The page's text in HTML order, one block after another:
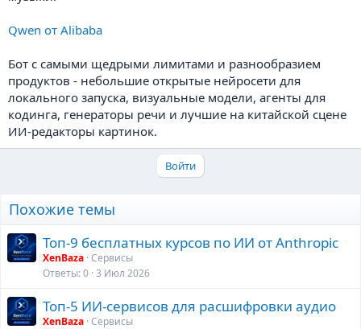
Qwen от Alibaba
Бот с самыми щедрыми лимитами и разнообразием
продуктов - небольшие открытые нейросети для
локального запуска, визуальные модели, агенты для
кодинга, генераторы речи и лучшие на китайской сцене
ИИ-редакторы картинок.
Войти
Похожие темы
Топ-9 бесплатных курсов по ИИ от Anthropic
XenBaza Сервисы
Ответы 0 3 Июл 2026
Топ-5 ИИ-сервисов для расшифровки аудио
XenBaza Сервисы